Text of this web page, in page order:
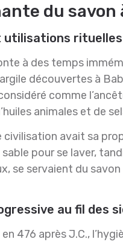
du savon
utilisations rituelles
à des temps
découvertes à
comme
animales et de
civilisation avait sa
sable pour se laver,
se servaient du
au fil des
476 après J.C.,